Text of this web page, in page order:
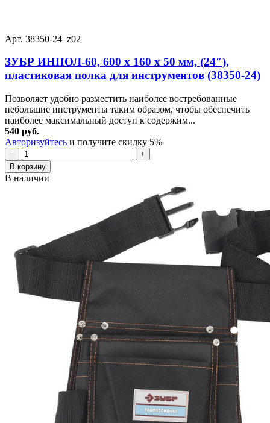
Арт. 38350-24_z02
ЗУБР ИНПОЛ-60, 600 х 160 х 50 мм, (24″),
пластиковая полка для инструментов (38350-24)
Позволяет удобно разместить наиболее востребованные
небольшие инструменты таким образом, чтобы обеспечить
наиболее максимальный доступ к содержим...
540 руб.
Авторизуйтесь и получите скидку 5%
−
+
В корзину
В наличии